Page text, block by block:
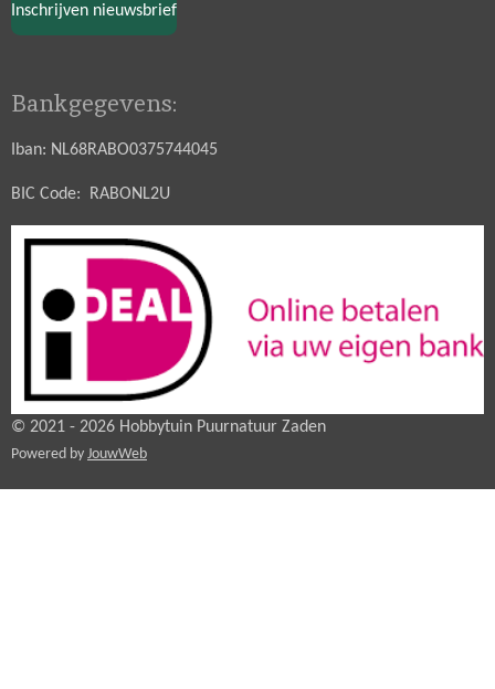
Inschrijven nieuwsbrief
Bankgegevens:
Iban: NL68RABO0375744045
BIC Code: RABONL2U
© 2021 - 2026 Hobbytuin Puurnatuur Zaden
Powered by JouwWeb